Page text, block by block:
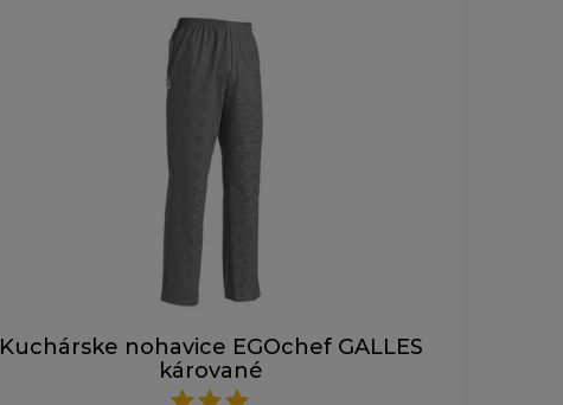
Kuchárske nohavice EGOchef GALLES
kárované